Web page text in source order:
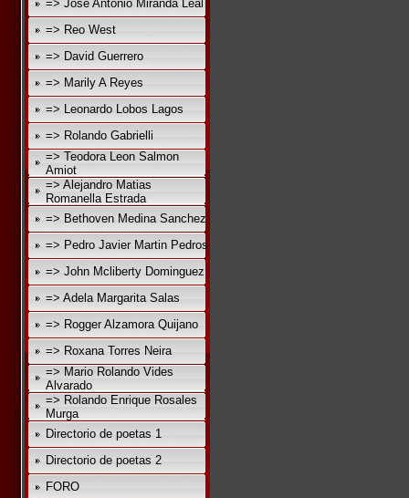
=> Jose Antonio Miranda Leal
=> Reo West
=> David Guerrero
=> Marily A Reyes
=> Leonardo Lobos Lagos
=> Rolando Gabrielli
=> Teodora Leon Salmon
Amiot
=> Alejandro Matias
Romanella Estrada
=> Bethoven Medina Sanchez
=> Pedro Javier Martin Pedros
=> John Mcliberty Dominguez
=> Adela Margarita Salas
=> Rogger Alzamora Quijano
=> Roxana Torres Neira
=> Mario Rolando Vides
Alvarado
=> Rolando Enrique Rosales
Murga
Directorio de poetas 1
Directorio de poetas 2
FORO